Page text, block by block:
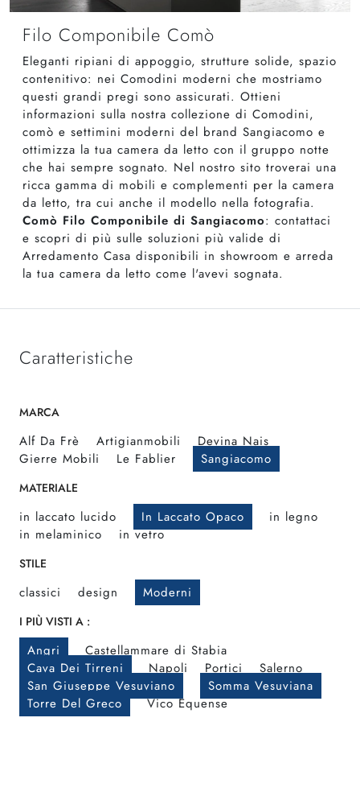
Filo Componibile Comò
Eleganti ripiani di appoggio, strutture solide, spazio
contenitivo: nei Comodini moderni che mostriamo
questi grandi pregi sono assicurati. Ottieni
informazioni sulla nostra collezione di Comodini,
comò e settimini moderni del brand Sangiacomo e
ottimizza la tua camera da letto con il gruppo notte
che hai sempre sognato. Nel nostro sito troverai una
ricca gamma di mobili e complementi per la camera
da letto, tra cui anche il modello nella fotografia.
Comò Filo Componibile di Sangiacomo: contattaci
e scopri di più sulle soluzioni più valide di
Arredamento Casa disponibili in showroom e arreda
la tua camera da letto come l'avevi sognata.
Caratteristiche
MARCA
Alf Da Frè Artigianmobili
Devina Nais
Gierre Mobili
Le Fablier Sangiacomo
MATERIALE
in laccato lucido In Laccato Opaco
in legno
in melaminico
in vetro
STILE
classici design Moderni
I PIÙ VISTI A :
Angri
Castellammare di Stabia
Cava Dei Tirreni
Napoli Portici
Salerno
San Giuseppe Vesuviano
Somma Vesuviana
Torre Del Greco
Vico Equense